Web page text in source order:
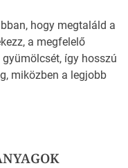
hogy megtaláld a
a megfelelő
így hosszú
miközben a legjobb